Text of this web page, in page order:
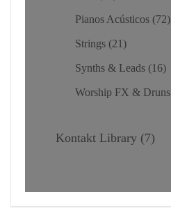
Pianos Acústicos 72
Strings 21
Synths & Leads 16
Worship FX & Druns
Kontakt Library 7